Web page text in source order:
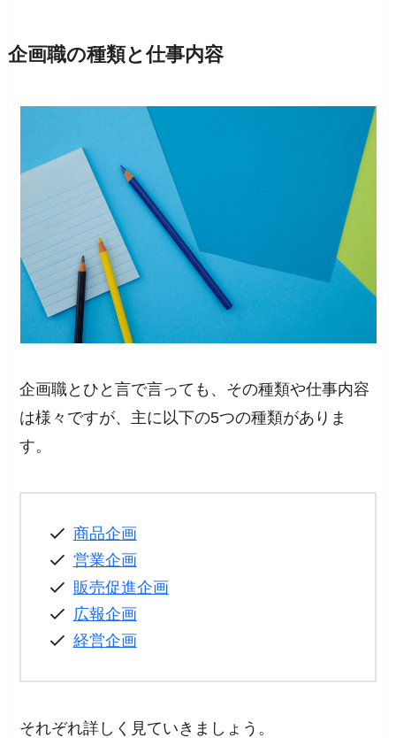
企画職の種類と仕事内容
企画職とひと言で言っても、その種類や仕事内容
は様々ですが、主に以下の5つの種類がありま
す。
商品企画
営業企画
販売促進企画
広報企画
経営企画
それぞれ詳しく見ていきましょう。